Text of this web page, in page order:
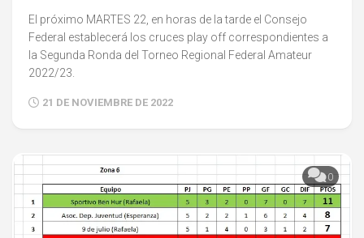
El próximo MARTES 22, en horas de la tarde el Consejo
Federal establecerá los cruces play off correspondientes a
la Segunda Ronda del Torneo Regional Federal Amateur
2022/23.
21 DE NOVIEMBRE DE 2022
0